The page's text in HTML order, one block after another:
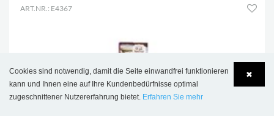
ART.NR.: E4367
✖
Cookies sind notwendig, damit die Seite einwandfrei funktionieren
kann und Ihnen eine auf Ihre Kundenbedürfnisse optimal
zugeschnittener Nutzererfahrung bietet. Erfahren Sie mehr